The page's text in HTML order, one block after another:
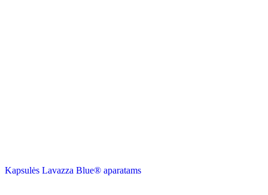
Kapsulės Lavazza Blue® aparatams